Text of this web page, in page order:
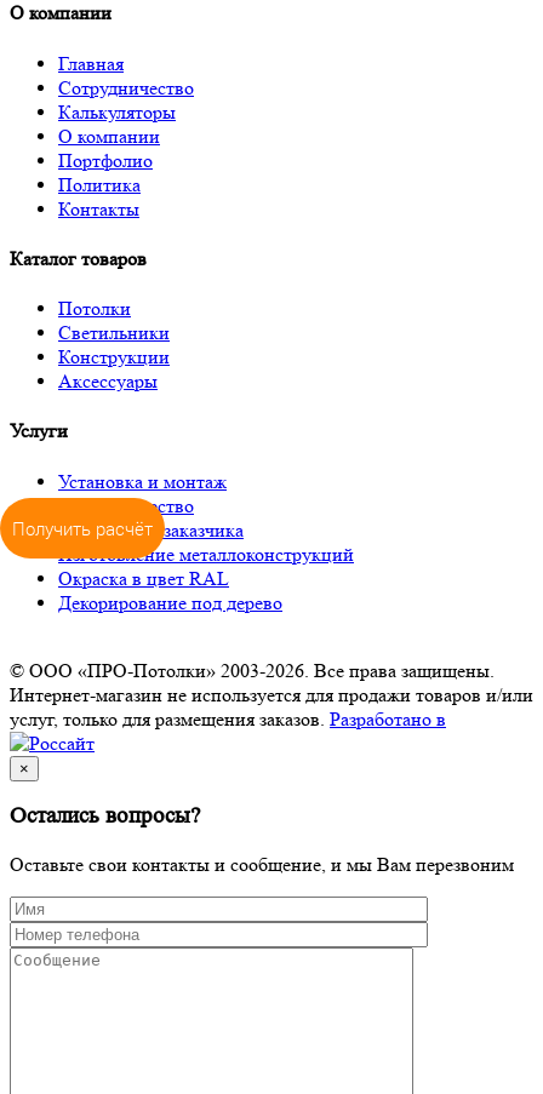
О компании
Главная
Сотрудничество
Калькуляторы
О компании
Портфолио
Политика
Контакты
Каталог товаров
Потолки
Светильники
Конструкции
Аксессуары
Услуги
Установка и монтаж
Сотрудничество
Доставка до заказчика
Изготовление металлоконструкций
Окраска в цвет RAL
Декорирование под дерево
© ООО «ПРО-Потолки» 2003-2026. Все права защищены.
Интернет-магазин не используется для продажи товаров и/или
услуг, только для размещения заказов. Разработано в
×
Остались вопросы?
Оставьте свои контакты и сообщение, и мы Вам перезвоним
Получить расчёт